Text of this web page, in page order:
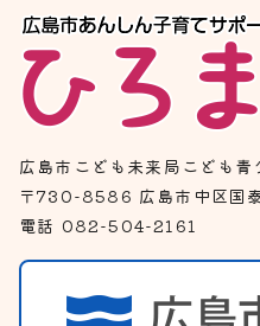
広島市こども未来局こども青
〒730-8586 広島市中区国
電話 082-504-2161